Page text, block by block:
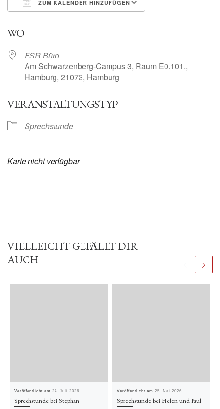
ZUM KALENDER HINZUFÜGEN
WO
FSR Büro
Am Schwarzenberg-Campus 3, Raum E0.101.,
Hamburg, 21073, Hamburg
VERANSTALTUNGSTYP
Sprechstunde
Karte nicht verfügbar
VIELLEICHT GEFÄLLT DIR
AUCH
Veröffentlicht am24. Juli 2026
Sprechstunde bei Stephan
Veröffentlicht am25. Mai 2026
Sprechstunde bei Helen und Paul